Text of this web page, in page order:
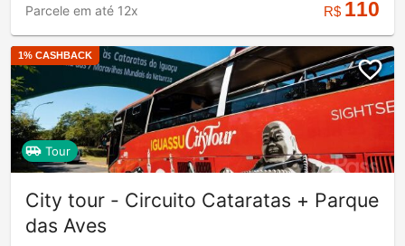
Parcele em até 12x
R$ 110
1% CASHBACK
Tour
City tour - Circuito Cataratas + Parque
das Aves